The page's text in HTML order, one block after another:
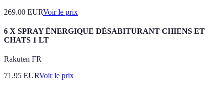
269.00 EURVoir le prix
6 X SPRAY ÉNERGIQUE DÉSABITURANT CHIENS ET
CHATS 1 LT
Rakuten FR
71.95 EURVoir le prix